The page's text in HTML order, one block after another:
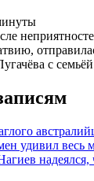
с
удивил весь
надеялся,